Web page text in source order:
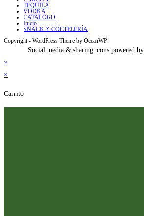
TEQUILA
VODKA
CATALOGO
Inicio
SNACK Y COCTELERÍA
Copyright - WordPress Theme by OceanWP
Social media & sharing icons powered by
×
×
Carrito